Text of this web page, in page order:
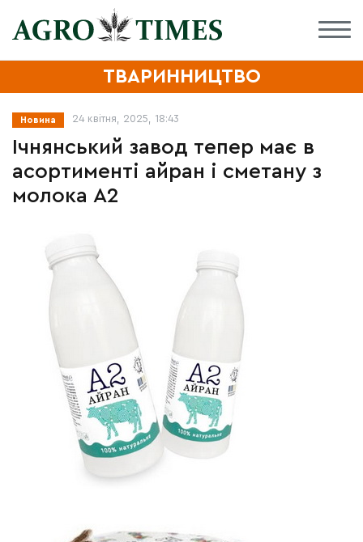
ТВАРИННИЦТВО
Новина 24 квітня, 2025, 18:43
Ічнянський завод тепер має в
асортименті айран і сметану з
молока А2